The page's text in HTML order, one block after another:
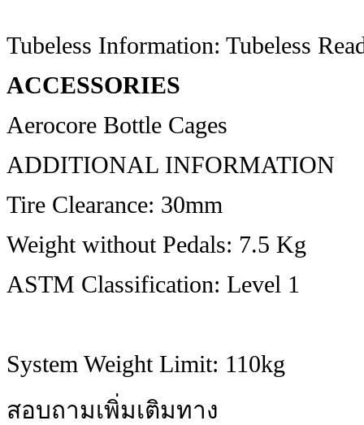
Tubeless Information: Tubeless
ACCESSORIES
Aerocore Bottle Cages
ADDITIONAL INFORMATION
Tire Clearance: 30mm
Weight without Pedals: 7.5 Kg
ASTM Classification: Level 1
System Weight Limit: 110kg
สอบถามเพิ่มเติมทาง